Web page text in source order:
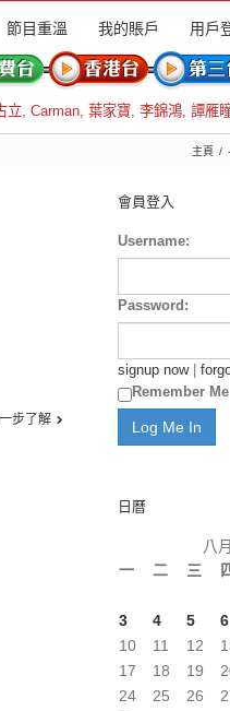
節目重溫 我的賬戶 用戶
立, Carman, 葉家寶, 李錦鴻, 譚雁
主頁
步了解
會員登入
Username:
Password:
signup now|
Remember Me
日曆
八
一
二 三
3
4 5 6
10
11 12
17
18 19
24
25 26